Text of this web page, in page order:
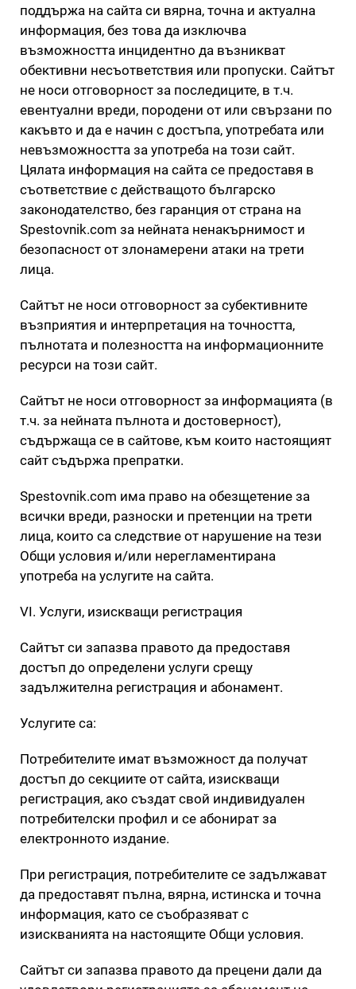
поддържа на сайта си вярна, точна и актуална
информация, без това да изключва
възможността инцидентно да възникват
обективни несъответствия или пропуски. Сайтът
не носи отговорност за последиците, в т.ч.
евентуални вреди, породени от или свързани по
какъвто и да е начин с достъпа, употребата или
невъзможността за употреба на този сайт.
Цялата информация на сайта се предоставя в
съответствие с действащото българско
законодателство, без гаранция от страна на
Spestovnik.com за нейната ненакърнимост и
безопасност от злонамерени атаки на трети
лица.
Сайтът не носи отговорност за субективните
възприятия и интерпретация на точността,
пълнотата и полезността на информационните
ресурси на този сайт.
Сайтът не носи отговорност за информацията (в
т.ч. за нейната пълнота и достоверност),
съдържаща се в сайтове, към които настоящият
сайт съдържа препратки.
Spestovnik.com има право на обезщетение за
всички вреди, разноски и претенции на трети
лица, които са следствие от нарушение на тези
Общи условия и/или нерегламентирана
употреба на услугите на сайта.
VI. Услуги, изискващи регистрация
Сайтът си запазва правото да предоставя
достъп до определени услуги срещу
задължителна регистрация и абонамент.
Услугите са:
Потребителите имат възможност да получат
достъп до секциите от сайта, изискващи
регистрация, ако създат свой индивидуален
потребителски профил и се абонират за
електронното издание.
При регистрация, потребителите се задължават
да предоставят пълна, вярна, истинска и точна
информация, като се съобразяват с
изискванията на настоящите Общи условия.
Сайтът си запазва правото да прецени дали да